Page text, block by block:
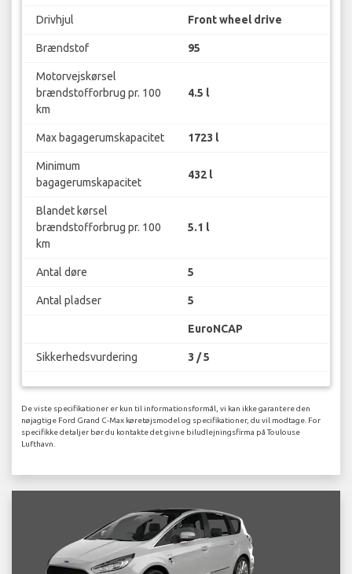
Drivhjul Front wheel drive
Brændstof 95
Motorvejskørsel
brændstofforbrug pr. 100
km
4.5 l
Max bagagerumskapacitet 1723 l
Minimum
bagagerumskapacitet
432 l
Blandet kørsel
brændstofforbrug pr. 100
km
5.1 l
Antal døre 5
Antal pladser 5
EuroNCAP
Sikkerhedsvurdering 3 / 5
De viste specifikationer er kun til informationsformål, vi kan ikke garantere den
nøjagtige Ford Grand C-Max køretøjsmodel og specifikationer, du vil modtage. For
specifikke detaljer bør du kontakte det givne biludlejningsfirma på Toulouse
Lufthavn.